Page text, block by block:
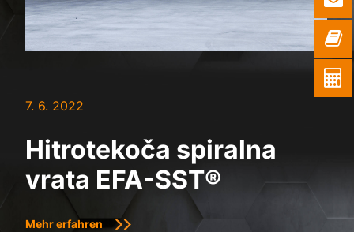
7. 6. 2022
Hitrotekoča spiralna
vrata EFA-SST®
Mehr erfahren